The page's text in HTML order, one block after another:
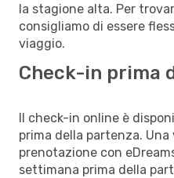
la stagione alta. Per
consigliamo di essere
viaggio.
Check-in prima
Il check-in online è
prima della partenza.
prenotazione con
settimana prima della